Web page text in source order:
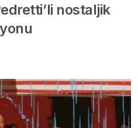
nostaljik